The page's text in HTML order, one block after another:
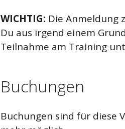
WICHTIG: Die Anmeldung
Du aus irgend einem
Teilnahme am Training
Buchungen
Buchungen sind für diese